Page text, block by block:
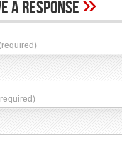
A Response